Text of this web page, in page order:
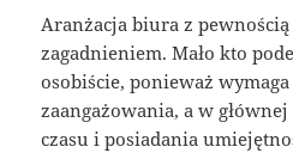
Aranżacja biura z
zagadnieniem. Mało kto
osobiście, ponieważ
zaangażowania, a w
czasu i posiadania